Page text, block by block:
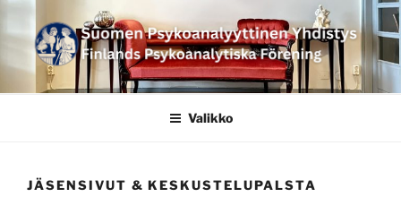
sisältöön
SUOMEN
PSYKOANALYYTTINEN
PSYKOANALYTISKA
Valikko
JÄSENSIVUT & KESKUSTELUPALSTA